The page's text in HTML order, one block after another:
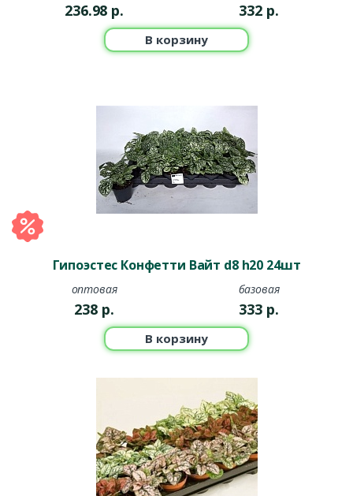
236.98 р. 332 р.
В корзину
Гипоэстес Конфетти Вайт d8 h20 24шт
оптовая
238 р.
базовая
333 р.
В корзину